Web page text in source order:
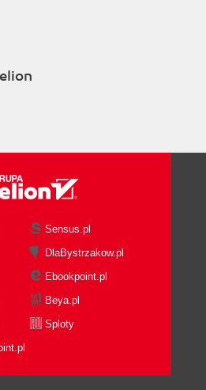
Sensus.pl
DlaBystrzakow.pl
Ebookpoint.pl
Beya.pl
Sploty